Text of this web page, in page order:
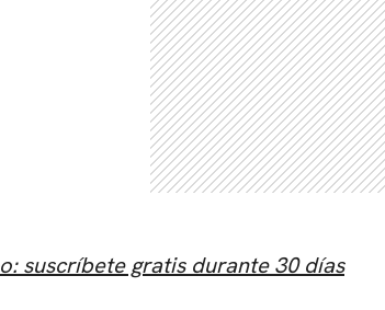
suscríbete gratis durante 30 días